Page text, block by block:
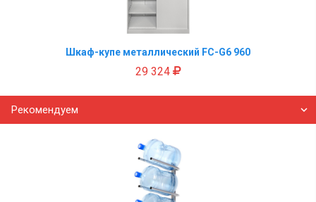
Шкаф-купе металлический FC-G6 960
29 324
Рекомендуем